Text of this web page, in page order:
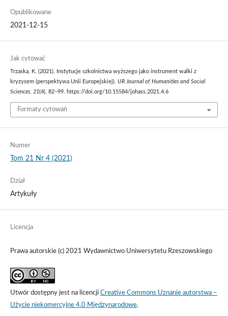
Opublikowane
2021-12-15
Jak cytować
Trzaska, K. (2021). Instytucje szkolnictwa wyższego jako instrument walki z
kryzysem (perspektywa Unii Europejskiej). UR Journal of Humanities and Social
Sciences, 21(4), 82–99. https://doi.org/10.15584/johass.2021.4.6
Formaty cytowań
Numer
Tom 21 Nr 4 (2021)
Dział
Artykuły
Licencja
Prawa autorskie (c) 2021 Wydawnictwo Uniwersytetu Rzeszowskiego
Utwór dostępny jest na licencji Creative Commons Uznanie autorstwa –
Użycie niekomercyjne 4.0 Międzynarodowe.